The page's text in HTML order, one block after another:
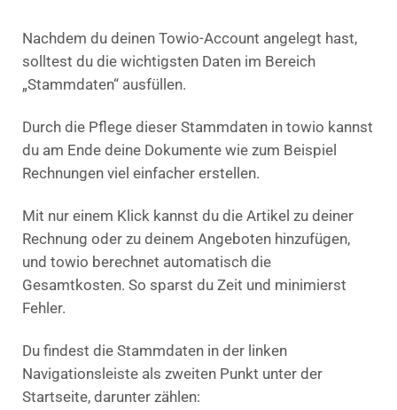
Nachdem du deinen Towio-Account angelegt hast,
solltest du die wichtigsten Daten im Bereich
„Stammdaten“ ausfüllen.
Durch die Pflege dieser Stammdaten in towio kannst
du am Ende deine Dokumente wie zum Beispiel
Rechnungen viel einfacher erstellen.
Mit nur einem Klick kannst du die Artikel zu deiner
Rechnung oder zu deinem Angeboten hinzufügen,
und towio berechnet automatisch die
Gesamtkosten. So sparst du Zeit und minimierst
Fehler.
Du findest die Stammdaten in der linken
Navigationsleiste als zweiten Punkt unter der
Startseite, darunter zählen: